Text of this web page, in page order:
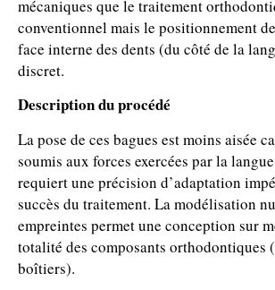
mécaniques que le traitement
conventionnel mais le positionnement
face interne des dents (du côté de la
discret.
Description du procédé
La pose de ces bagues est moins aisée
soumis aux forces exercées par la
requiert une précision d’adaptation
succès du traitement. La modélisation
empreintes permet une conception sur
totalité des composants orthodontiques
boîtiers).